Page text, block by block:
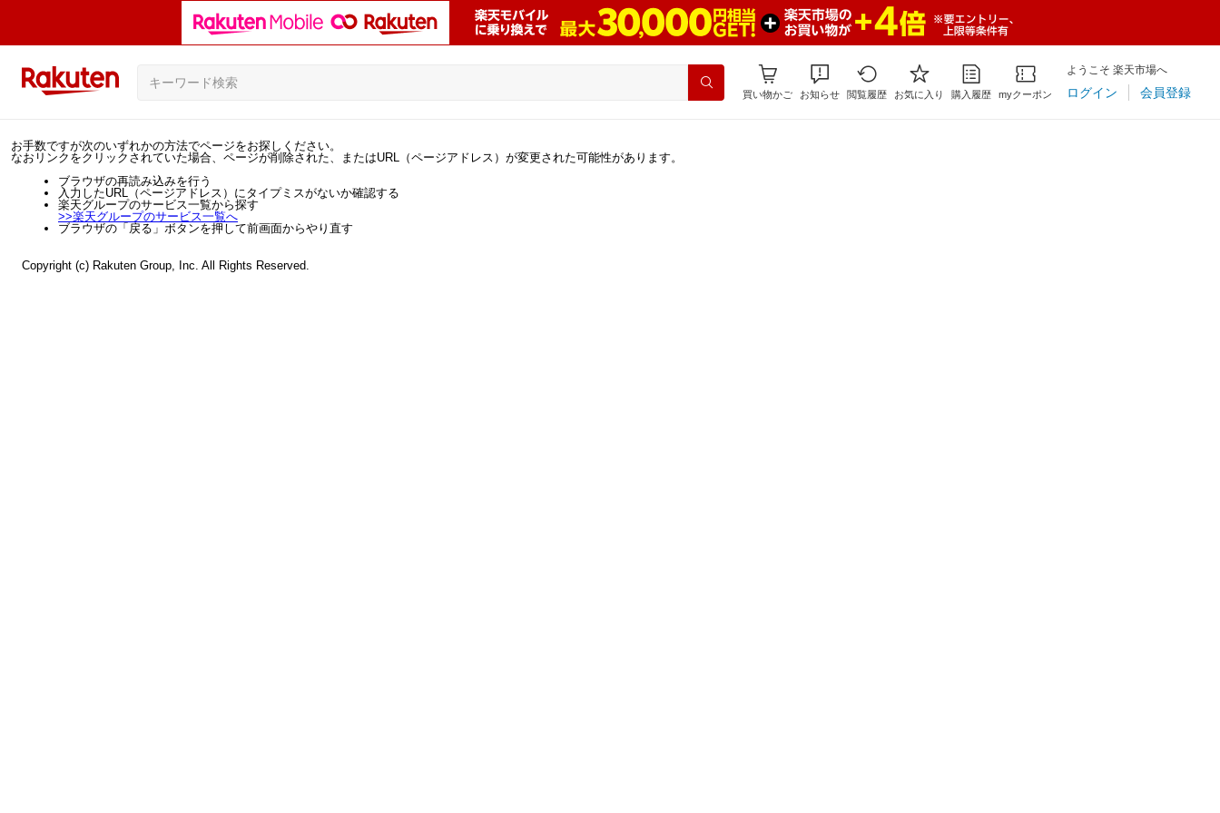
買い物かご お知らせ 閲覧履歴 お気に入り 購入履歴 myクーポン
ようこそ 楽天市場へ
ログイン 会員登録
お手数ですが次のいずれかの方法でページをお探しください。
なおリンクをクリックされていた場合、ページが削除された、またはURL（ページアドレス）が変更された可能性があります。
ブラウザの再読み込みを行う
入力したURL（ページアドレス）にタイプミスがないか確認する
楽天グループのサービス一覧から探す
>>楽天グループのサービス一覧へ
ブラウザの「戻る」ボタンを押して前画面からやり直す
Copyright (c) Rakuten Group, Inc. All Rights Reserved.